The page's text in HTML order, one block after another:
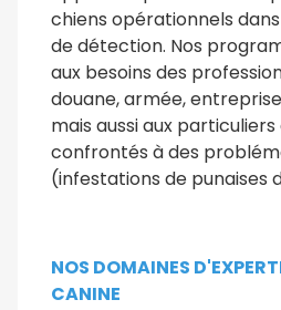
chiens opérationnels
de détection. Nos
aux besoins des
douane, armée,
mais aussi aux
confrontés à des
(infestations de punaises
NOS DOMAINES
CANINE